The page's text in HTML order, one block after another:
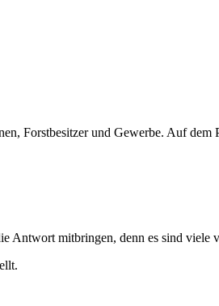
Forstbesitzer und Gewerbe. Auf dem
Antwort mitbringen, denn es sind viele